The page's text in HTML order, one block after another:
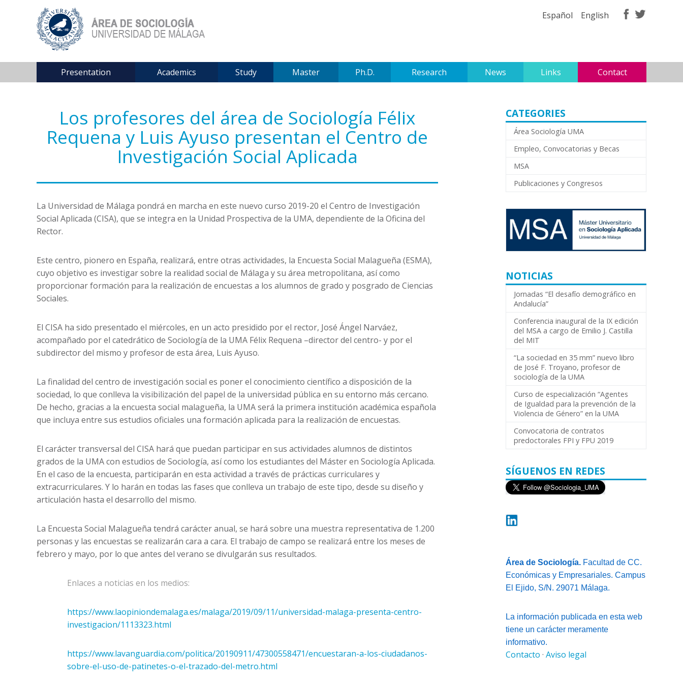
Español English
Presentation Academics Study Master Ph.D. Research News Links Contact
Los profesores del área de Sociología Félix
Requena y Luis Ayuso presentan el Centro de
Investigación Social Aplicada
La Universidad de Málaga pondrá en marcha en este nuevo curso 2019-20 el Centro de Investigación
Social Aplicada (CISA), que se integra en la Unidad Prospectiva de la UMA, dependiente de la Oficina del
Rector.
Este centro, pionero en España, realizará, entre otras actividades, la Encuesta Social Malagueña (ESMA),
cuyo objetivo es investigar sobre la realidad social de Málaga y su área metropolitana, así como
proporcionar formación para la realización de encuestas a los alumnos de grado y posgrado de Ciencias
Sociales.
El CISA ha sido presentado el miércoles, en un acto presidido por el rector, José Ángel Narváez,
acompañado por el catedrático de Sociología de la UMA Félix Requena –director del centro- y por el
subdirector del mismo y profesor de esta área, Luis Ayuso.
La finalidad del centro de investigación social es poner el conocimiento científico a disposición de la
sociedad, lo que conlleva la visibilización del papel de la universidad pública en su entorno más cercano.
De hecho, gracias a la encuesta social malagueña, la UMA será la primera institución académica española
que incluya entre sus estudios oficiales una formación aplicada para la realización de encuestas.
El carácter transversal del CISA hará que puedan participar en sus actividades alumnos de distintos
grados de la UMA con estudios de Sociología, así como los estudiantes del Máster en Sociología Aplicada.
En el caso de la encuesta, participarán en esta actividad a través de prácticas curriculares y
extracurriculares. Y lo harán en todas las fases que conlleva un trabajo de este tipo, desde su diseño y
articulación hasta el desarrollo del mismo.
La Encuesta Social Malagueña tendrá carácter anual, se hará sobre una muestra representativa de 1.200
personas y las encuestas se realizarán cara a cara. El trabajo de campo se realizará entre los meses de
febrero y mayo, por lo que antes del verano se divulgarán sus resultados.
Enlaces a noticias en los medios:
https://www.laopiniondemalaga.es/malaga/2019/09/11/universidad-malaga-presenta-centro-
investigacion/1113323.html
https://www.lavanguardia.com/politica/20190911/47300558471/encuestaran-a-los-ciudadanos-
sobre-el-uso-de-patinetes-o-el-trazado-del-metro.html
CATEGORIES
Área Sociología UMA
Empleo, Convocatorias y Becas
MSA
Publicaciones y Congresos
NOTICIAS
Jornadas “El desafío demográfico en
Andalucía”
Conferencia inaugural de la IX edición
del MSA a cargo de Emilio J. Castilla
del MIT
“La sociedad en 35 mm” nuevo libro
de José F. Troyano, profesor de
sociología de la UMA
Curso de especialización “Agentes
de Igualdad para la prevención de la
Violencia de Género” en la UMA
Convocatoria de contratos
predoctorales FPI y FPU 2019
SÍGUENOS EN REDES
Área de Sociología.Facultad de CC.
Económicas y Empresariales. Campus
El Ejido, S/N. 29071 Málaga.
La información publicada en esta web
tiene un carácter meramente
informativo.
Contacto · Aviso legal